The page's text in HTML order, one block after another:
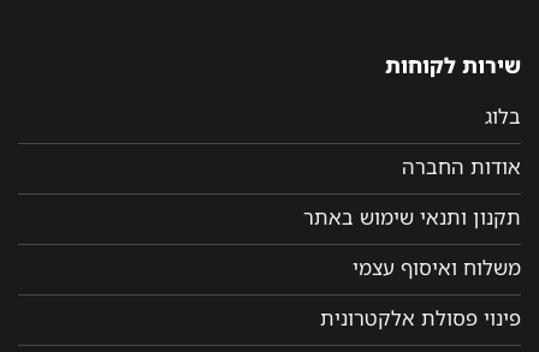
שירות לקוחות
בלוג
אודות החברה
תקנון ותנאי שימוש באתר
משלוח ואיסוף עצמי
פינוי פסולת אלקטרונית